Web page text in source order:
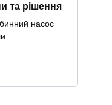
та рішення
насос